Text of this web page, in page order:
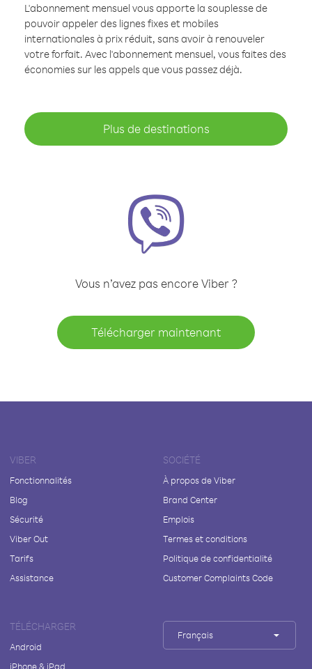
L'abonnement mensuel vous apporte la souplesse de
pouvoir appeler des lignes fixes et mobiles
internationales à prix réduit, sans avoir à renouveler
votre forfait. Avec l'abonnement mensuel, vous faites des
économies sur les appels que vous passez déjà.
Plus de destinations
Vous n’avez pas encore Viber ?
Télécharger maintenant
VIBER
Fonctionnalités
Blog
Sécurité
Viber Out
Tarifs
Assistance
SOCIÉTÉ
À propos de Viber
Brand Center
Emplois
Termes et conditions
Politique de confidentialité
Customer Complaints Code
TÉLÉCHARGER
Android
iPhone & iPad
Français